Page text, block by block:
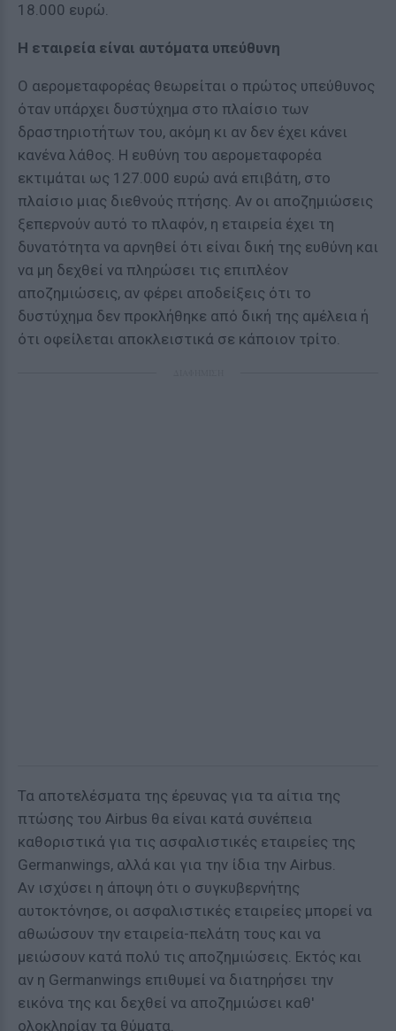
18.000 ευρώ.
Η εταιρεία είναι αυτόματα υπεύθυνη
Ο αερομεταφορέας θεωρείται ο πρώτος υπεύθυνος
όταν υπάρχει δυστύχημα στο πλαίσιο των
δραστηριοτήτων του, ακόμη κι αν δεν έχει κάνει
κανένα λάθος. Η ευθύνη του αερομεταφορέα
εκτιμάται ως 127.000 ευρώ ανά επιβάτη, στο
πλαίσιο μιας διεθνούς πτήσης. Αν οι αποζημιώσεις
ξεπερνούν αυτό το πλαφόν, η εταιρεία έχει τη
δυνατότητα να αρνηθεί ότι είναι δική της ευθύνη και
να μη δεχθεί να πληρώσει τις επιπλέον
αποζημιώσεις, αν φέρει αποδείξεις ότι το
δυστύχημα δεν προκλήθηκε από δική της αμέλεια ή
ότι οφείλεται αποκλειστικά σε κάποιον τρίτο.
Τα αποτελέσματα της έρευνας για τα αίτια της
πτώσης του Airbus θα είναι κατά συνέπεια
καθοριστικά για τις ασφαλιστικές εταιρείες της
Germanwings, αλλά και για την ίδια την Airbus.
Αν ισχύσει η άποψη ότι ο συγκυβερνήτης
αυτοκτόνησε, οι ασφαλιστικές εταιρείες μπορεί να
αθωώσουν την εταιρεία-πελάτη τους και να
μειώσουν κατά πολύ τις αποζημιώσεις. Εκτός και
αν η Germanwings επιθυμεί να διατηρήσει την
εικόνα της και δεχθεί να αποζημιώσει καθ'
ολοκληρίαν τα θύματα.